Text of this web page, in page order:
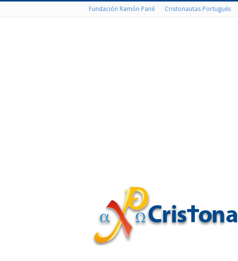
Fundación Ramón Pané Cristonautas Portugués